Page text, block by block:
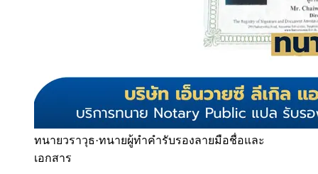
ทนายวราวุธ·ทนายผู้ทำคำรับรองลายมือชื่อและ
เอกสาร